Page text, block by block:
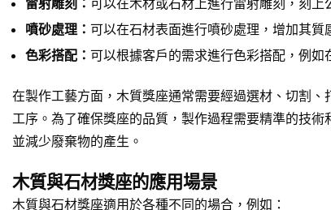
噴砂處理： 可以在石材表面進行噴砂處理，增加其質
色彩搭配： 可以根據客戶的需求進行色彩搭配，例如
在製作工藝方面，木質獎座通常需要經過選材、切割
工序。為了確保獎座的品質，製作過程需要精準的技
並減少廢棄物的產生。
木質與石材獎座的應用場景
木質與石材獎座適用於各種不同的場合，例如：